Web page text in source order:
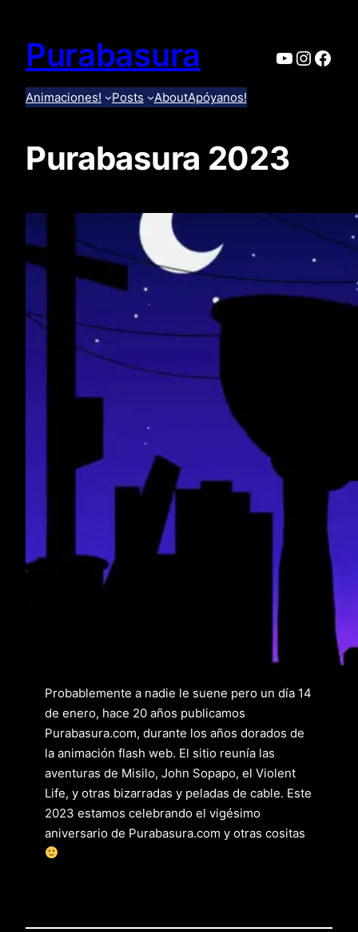
content
Purabasura YouTube
Animaciones! Posts AboutApóyanos!
Purabasura 2023
Probablemente a nadie le suene pero un día 14
de enero, hace 20 años publicamos
Purabasura.com, durante los años dorados de
la animación flash web. El sitio reunía las
aventuras de Misilo, John Sopapo, el Violent
Life, y otras bizarradas y peladas de cable. Este
2023 estamos celebrando el vigésimo
aniversario de Purabasura.com y otras cositas